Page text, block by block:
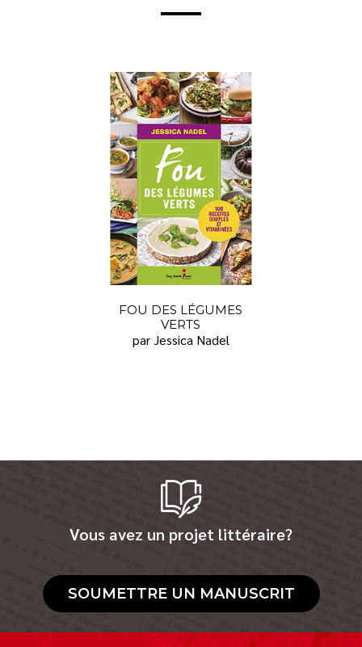
FOU DES LÉGUMES
VERTS
par Jessica Nadel
Vous avez un projet littéraire?
SOUMETTRE UN MANUSCRIT